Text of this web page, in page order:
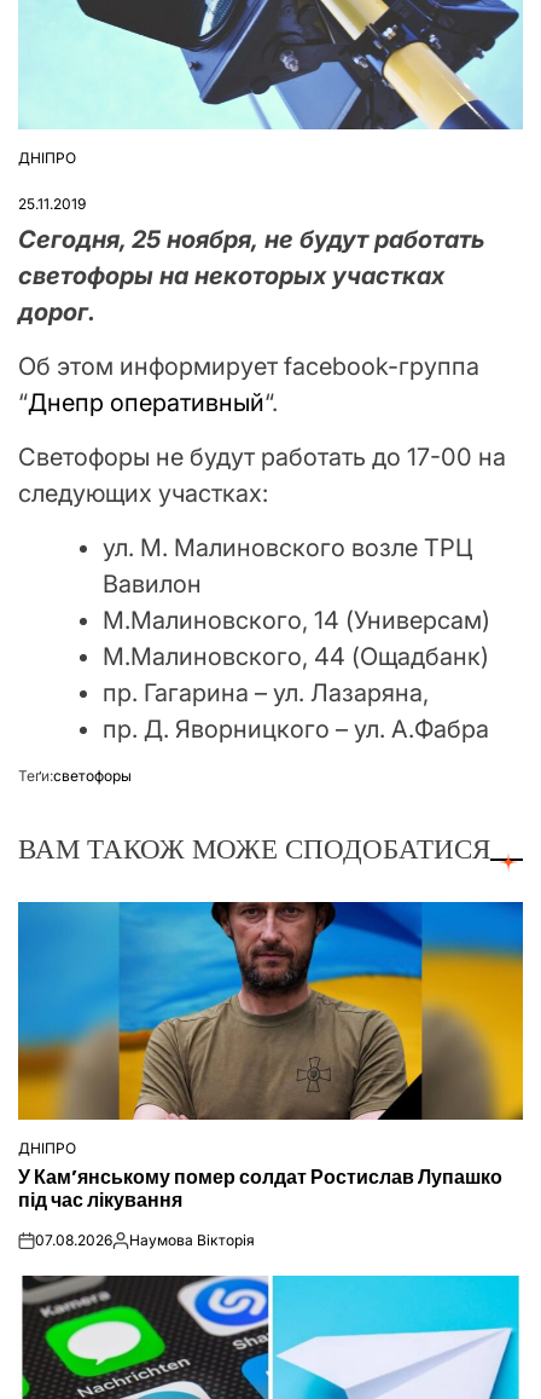
ОПУБЛІКУВАТИ
ДНІПРО
25.11.2019
Сегодня, 25 ноября, не будут работать
светофоры на некоторых участках
дорог.
Об этом информирует facebook-группа
“Днепр оперативный“.
Светофоры не будут работать до 17-00 на
следующих участках:
ул. М. Малиновского возле ТРЦ
Вавилон
М.Малиновского, 14 (Универсам)
М.Малиновского, 44 (Ощадбанк)
пр. Гагарина – ул. Лазаряна,
пр. Д. Яворницкого – ул. А.Фабра
Теґи:светофоры
ВАМ ТАКОЖ МОЖЕ СПОДОБАТИСЯ
ОПУБЛІКУВАТИ
У
ДНІПРО
У Кам’янському помер солдат Ростислав Лупашко
під час лікування
on07.08.2026Опубліковано
Наумова Вікторія